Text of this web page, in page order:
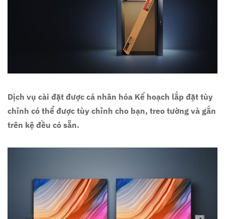
Dịch vụ cài đặt được cá nhân hóa Kế hoạch lắp đặt tùy
chỉnh có thể được tùy chỉnh cho bạn, treo tường và gắn
trên kệ đều có sẵn.